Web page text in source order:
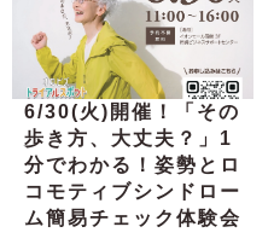
6/30(火)開催！「その
歩き方、大丈夫？」1
分でわかる！姿勢とロ
コモティブシンドロー
ム簡易チェック体験会